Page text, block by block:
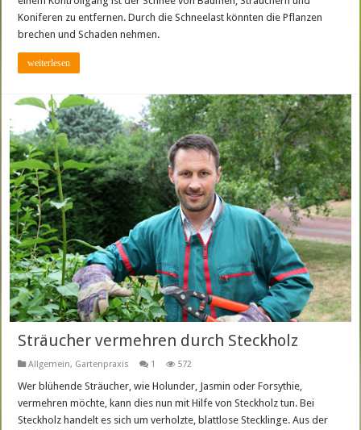
Koniferen zu entfernen. Durch die Schneelast könnten die Pflanzen
brechen und Schaden nehmen.
weiterlesen
Sträucher vermehren durch Steckholz
Allgemein, Gartenpraxis 1 572
Wer blühende Sträucher, wie Holunder, Jasmin oder Forsythie,
vermehren möchte, kann dies nun mit Hilfe von Steckholz tun. Bei
Steckholz handelt es sich um verholzte, blattlose Stecklinge. Aus der